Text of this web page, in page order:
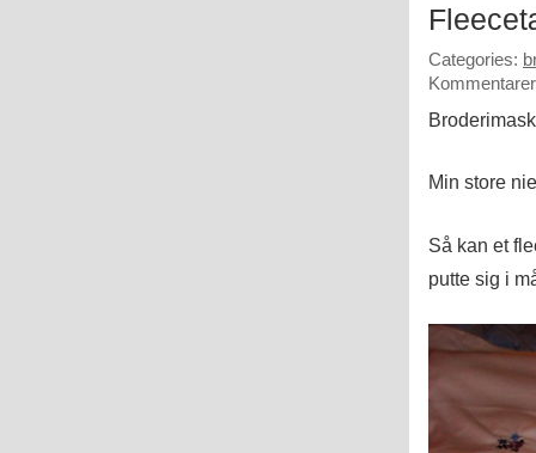
Categories:
Min store
Så kan et
putte sig i